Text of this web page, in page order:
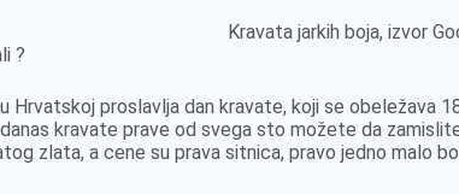
Kravata jarkih boja, izvor
?
Hrvatskoj proslavlja dan kravate, koji se obeležava
kravate prave od svega sto možete da
zlata, a cene su prava sitnica, pravo jedno malo